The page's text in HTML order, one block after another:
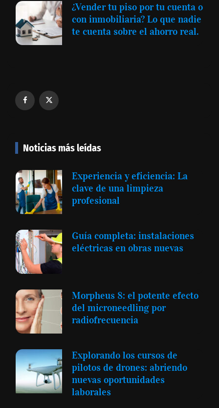
¿Vender tu piso por tu cuenta o
con inmobiliaria? Lo que nadie
te cuenta sobre el ahorro real.
Noticias más leídas
Experiencia y eficiencia: La
clave de una limpieza
profesional
Guía completa: instalaciones
eléctricas en obras nuevas
Morpheus 8: el potente efecto
del microneedling por
radiofrecuencia
Explorando los cursos de
pilotos de drones: abriendo
nuevas oportunidades
laborales